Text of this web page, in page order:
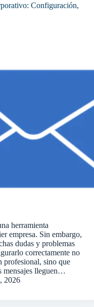
Configuración,
herramienta
empresa. Sin embargo,
dudas y problemas
correctamente no
profesional, sino que
mensajes lleguen…
2026